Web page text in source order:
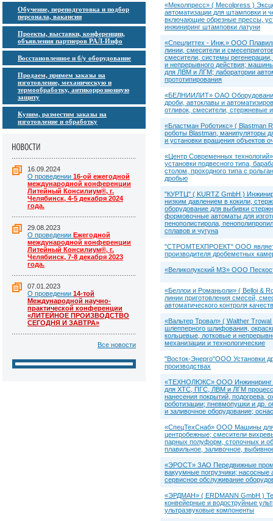
Обучение, переподготовка и подбор
персонала, вакансии
Проекты, выставки, конференции,
объявления партнеров РАЛ-Инфо
Восстановленное и б/у оборудование
Продаем, примем заказы на
изготовление, механическую и
термообработку, антикоррозионную
защиту
Купим, разместим заказы на
изготовление и обработку
16.09.2024
О проведении 16-ой ежегодной
международной конференции
Литейный Консилиум®, г.
Челябинск, 4-5 декабря 2024
года.
29.08.2023
О проведении Ежегодной
международной конференции
Литейный Консилиум®, г.
Челябинск, 7-8 декабря 2023
года.
07.01.2023
О проведении 14-той
Международной научно-
практической конференции
«ЛИТЕЙНОЕ ПРОИЗВОДСТВО
СЕГОДНЯ И ЗАВТРА»
Все новости
«Меколпресс» ( Mecolpress )
автоматизации для штамповки и
включающие обрезные прессы,
инжиниринг штамповки латуни
«Спецлиттех - Инж.» ООО
линии, смесители и
смесители, системы
и непрерывного действия;
для ЛВМ и ЛГМ; лаборатории
прототипирования
«БЕЛНИИЛИТ» ОАО Оборудование
дроби, автоклавы и
отливок, смесители,
«Бластман Роботикс» ( Blastman
роботы Blastman, манипуляторы
и установки вращения объектов
«Центр Современных
установки подвесного типа,
столом, проходного типа с
дробью
"КУРТЦ" ( KURTZ GmbH )
низким давлением в кокили,
оборудование для выбивки
формовочные автоматы для
пенополистирола,
сплавов и чугуна
"СТРОМТЕХПРОЕКТ" ООО
производителя дробеметных
«Великолукский МЗ» ООО
«Беллои и Романьоли» ( Belloi &
линии приготовления смесей,
автоматического контроля
«Вальтер Тровал» ( Walther
шлепперного шлифования,
кольцевые, лотковые и
механизации и технологические
"Восток-Энерго"ООО Установки
производствах
«ТЕХНОЛЮКС» ООО Инжиниринг
для ХТС, ПГС, ЛВМ и ЛГМ
нанесения покрытий, подогрева,
роботизации; пневмопушки и др.
и заливочное оборудование;
«СпецТехСнаб» ООО Машины для
центробежные; смесители
парных полуформ, стопочных и
плавильное, заливочное,
«ЭРОСТ» ЗАО Передвижные
вакуумные погрузчики; насосные
сервисное обслуживание
«ЭРДМАН» ( ERDMANN GmbH )
конвейерные и водоструйные
ультразвуковые компоненты